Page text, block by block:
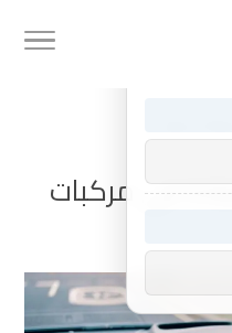
نيسان
في مركبات